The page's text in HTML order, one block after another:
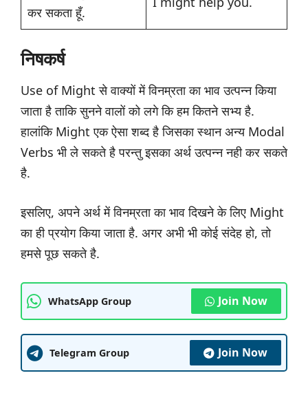
कर सकता हूँ.
निषकर्ष
Use of Might से वाक्यों में विनम्रता का भाव उत्पन्न किया
जाता है ताकि सुनने वालों को लगे कि हम कितने सभ्य है.
हालांकि Might एक ऐसा शब्द है जिसका स्थान अन्य Modal
Verbs भी ले सकते है परन्तु इसका अर्थ उत्पन्न नही कर सकते
है.
इसलिए, अपने अर्थ में विनम्रता का भाव दिखने के लिए Might
का ही प्रयोग किया जाता है. अगर अभी भी कोई संदेह हो, तो
हमसे पूछ सकते है.
WhatsApp Group Join Now
Telegram Group Join Now